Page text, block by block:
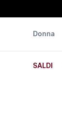
Donna
SALDI